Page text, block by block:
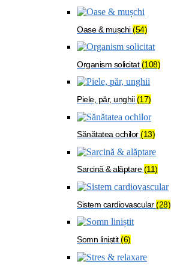
Oase & mușchi(54)
Organism solicitat(108)
Piele, păr, unghii(17)
Sănătatea ochilor(13)
Sarcină & alăptare(11)
Sistem cardiovascular(28)
Somn liniștit(6)